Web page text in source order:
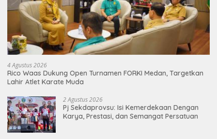
4 Agustus 2026
Rico Waas Dukung Open Turnamen FORKI Medan, Targetkan
Lahir Atlet Karate Muda
2 Agustus 2026
Pj Sekdaprovsu: Isi Kemerdekaan Dengan
Karya, Prestasi, dan Semangat Persatuan